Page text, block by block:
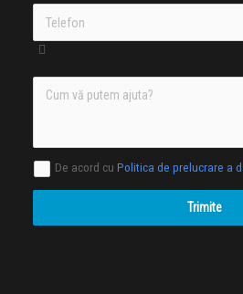
De acord cu Politica de prelucrare a
Trimite